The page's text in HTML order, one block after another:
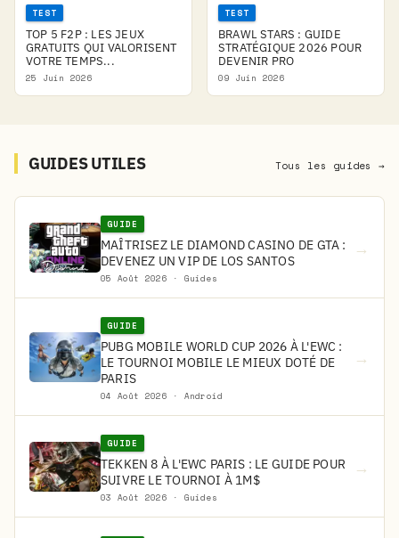
TEST
TOP 5 F2P : LES JEUX
GRATUITS QUI VALORISENT
VOTRE TEMPS...
25 Juin 2026
TEST
BRAWL STARS : GUIDE
STRATÉGIQUE 2026 POUR
DEVENIR PRO
09 Juin 2026
GUIDES UTILES Tous les guides →
GUIDE
MAÎTRISEZ LE DIAMOND CASINO DE GTA :
DEVENEZ UN VIP DE LOS SANTOS
05 Août 2026 · Guides
→
GUIDE
PUBG MOBILE WORLD CUP 2026 À L'EWC :
LE TOURNOI MOBILE LE MIEUX DOTÉ DE
PARIS
04 Août 2026 · Android
→
GUIDE
TEKKEN 8 À L'EWC PARIS : LE GUIDE POUR
SUIVRE LE TOURNOI À 1M$
03 Août 2026 · Guides
→